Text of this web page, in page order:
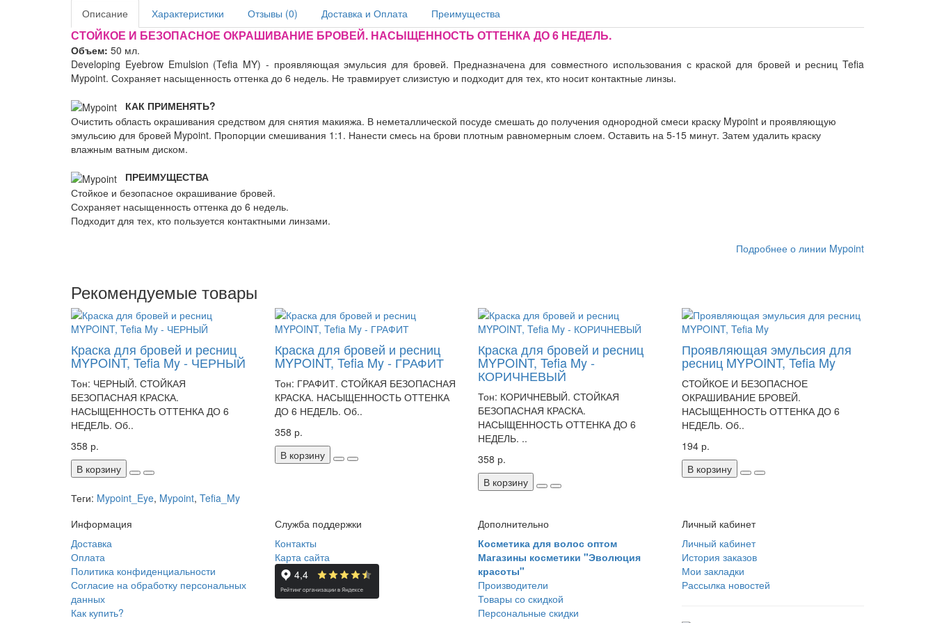
Описание Характеристики Отзывы (0) Доставка и Оплата Преимущества
СТОЙКОЕ И БЕЗОПАСНОЕ ОКРАШИВАНИЕ БРОВЕЙ. НАСЫЩЕННОСТЬ ОТТЕНКА ДО 6 НЕДЕЛЬ.
Объем: 50 мл.
Developing Eyebrow Emulsion (Tefia MY) - проявляющая эмульсия для бровей. Предназначена для совместного использования с краской для бровей и ресниц Tefia
Mypoint. Сохраняет насыщенность оттенка до 6 недель. Не травмирует слизистую и подходит для тех, кто носит контактные линзы.
КАК ПРИМЕНЯТЬ?
Очистить область окрашивания средством для снятия макияжа. В неметаллической посуде смешать до получения однородной смеси краску Mypoint и проявляющую
эмульсию для бровей Mypoint. Пропорции смешивания 1:1. Нанести смесь на брови плотным равномерным слоем. Оставить на 5-15 минут. Затем удалить краску
влажным ватным диском.
ПРЕИМУЩЕСТВА
Стойкое и безопасное окрашивание бровей.
Сохраняет насыщенность оттенка до 6 недель.
Подходит для тех, кто пользуется контактными линзами.
Подробнее о линии Mypoint
Рекомендуемые товары
Краска для бровей и ресниц
MYPOINT, Tefia My - ЧЕРНЫЙ
Тон: ЧЕРНЫЙ. СТОЙКАЯ
БЕЗОПАСНАЯ КРАСКА.
НАСЫЩЕННОСТЬ ОТТЕНКА ДО 6
НЕДЕЛЬ. Об..
358 р.
В корзину
Краска для бровей и ресниц
MYPOINT, Tefia My - ГРАФИТ
Тон: ГРАФИТ. СТОЙКАЯ БЕЗОПАСНАЯ
КРАСКА. НАСЫЩЕННОСТЬ ОТТЕНКА
ДО 6 НЕДЕЛЬ. Об..
358 р.
В корзину
Краска для бровей и ресниц
MYPOINT, Tefia My -
КОРИЧНЕВЫЙ
Тон: КОРИЧНЕВЫЙ. СТОЙКАЯ
БЕЗОПАСНАЯ КРАСКА.
НАСЫЩЕННОСТЬ ОТТЕНКА ДО 6
НЕДЕЛЬ. ..
358 р.
В корзину
Проявляющая эмульсия для
ресниц MYPOINT, Tefia My
СТОЙКОЕ И БЕЗОПАСНОЕ
ОКРАШИВАНИЕ БРОВЕЙ.
НАСЫЩЕННОСТЬ ОТТЕНКА ДО 6
НЕДЕЛЬ. Об..
194 р.
В корзину
Теги: Mypoint_Eye, Mypoint, Tefia_My
Информация
Доставка
Оплата
Политика конфиденциальности
Согласие на обработку персональных
данных
Как купить?
Служба поддержки
Контакты
Карта сайта
Дополнительно
Косметика для волос оптом
Магазины косметики "Эволюция
красоты"
Производители
Товары со скидкой
Персональные скидки
Личный кабинет
Личный кабинет
История заказов
Мои закладки
Рассылка новостей